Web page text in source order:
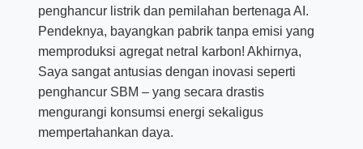
penghancur listrik dan pemilahan bertenaga AI.
Pendeknya, bayangkan pabrik tanpa emisi yang
memproduksi agregat netral karbon! Akhirnya,
Saya sangat antusias dengan inovasi seperti
penghancur SBM – yang secara drastis
mengurangi konsumsi energi sekaligus
mempertahankan daya.